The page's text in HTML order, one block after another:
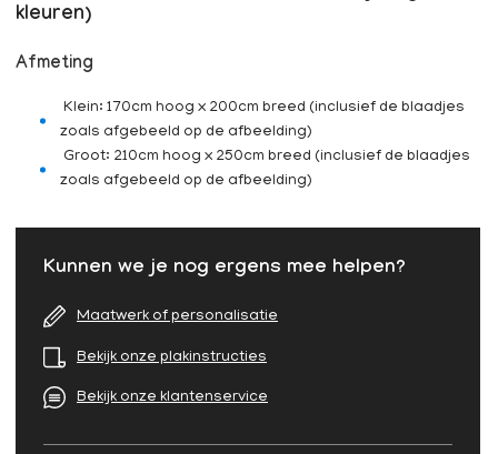
kleuren)
Afmeting
Klein: 170cm hoog x 200cm breed (inclusief de blaadjes
zoals afgebeeld op de afbeelding)
Groot: 210cm hoog x 250cm breed (inclusief de blaadjes
zoals afgebeeld op de afbeelding)
Kunnen we je nog ergens mee helpen?
Maatwerk of personalisatie
Bekijk onze plakinstructies
Bekijk onze klantenservice